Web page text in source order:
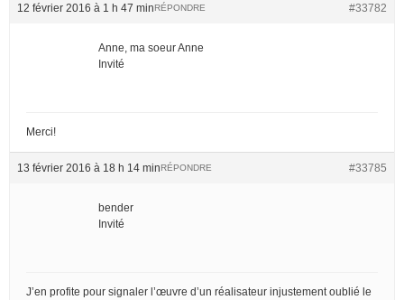
12 février 2016 à 1 h 47 min #33782
RÉPONDRE
Anne, ma soeur Anne
Invité
Merci!
13 février 2016 à 18 h 14 min #33785
RÉPONDRE
bender
Invité
J’en profite pour signaler l’œuvre d’un réalisateur injustement oublié le